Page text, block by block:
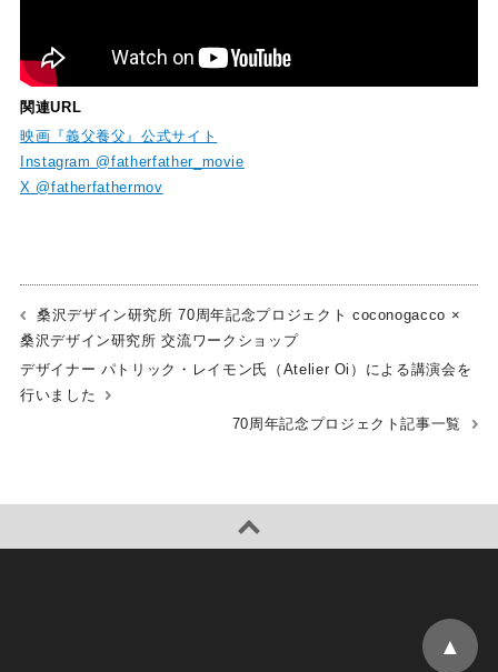
関連URL
映画『義父養父』公式サイト
Instagram @fatherfather_movie
X @fatherfathermov
桑沢デザイン研究所 70周年記念プロジェクト coconogacco ×
桑沢デザイン研究所 交流ワークショップ
デザイナー パトリック・レイモン氏（Atelier Oi）による講演会を
行いました
70周年記念プロジェクト記事一覧
▲